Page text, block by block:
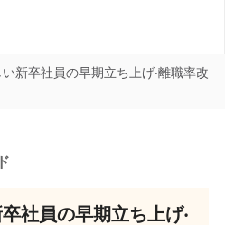
新卒社員の早期⽴ち上げ‧離職率改
社員の早期⽴ち上げ‧